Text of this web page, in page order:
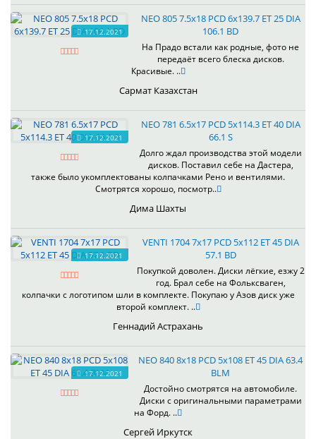
17.12.2021
NEO 805 7.5x18 PCD 6x139.7 ET 25 DIA
106.1 BD
На Прадо встали как родные, фото не
передаёт всего блеска дисков.
Красивые. ..
Сармат Казахстан
17.12.2021
NEO 781 6.5x17 PCD 5x114.3 ET 40 DIA
66.1 S
Долго ждал производства этой модели
дисков. Поставил себе на Дастера,
также было укомплектованы колпачками Рено и вентилями.
Смотрятся хорошо, посмотр..
Дима Шахты
17.12.2021
VENTI 1704 7x17 PCD 5x112 ET 45 DIA
57.1 BD
Покупкой доволен. Диски лёгкие, езжу 2
год. Брал себе на Фольксваген,
колпачки с логотипом шли в комплекте. Покупаю у Азов диск уже
второй комплект. ..
Геннадий Астрахань
17.12.2021
NEO 840 8x18 PCD 5x108 ET 45 DIA 63.4
BLM
Достойно смотрятся на автомобиле.
Диски с оригинальными параметрами
на Форд. ..
Сергей Иркутск